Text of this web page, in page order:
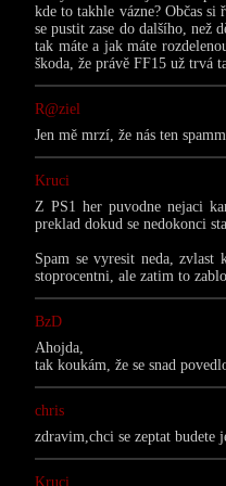
kde to takhle vázne? Občas
se pustit zase do dalšího,
tak máte a jak máte
škoda, že právě FF15 už trvá
R@ziel
Jen mě mrzí, že nás ten
Kruci
Z PS1 her puvodne nejaci
preklad dokud se nedokonci
Spam se vyresit neda, zvlast
stoprocentni, ale zatim to
BzD
Ahojda,
tak koukám, že se snad
chris
zdravim,chci se zeptat budete
Kruci